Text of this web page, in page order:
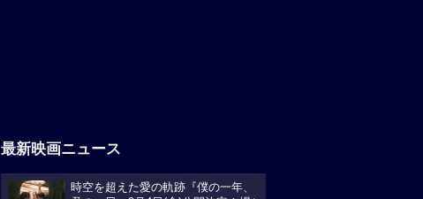
最新映画ニュース
時空を超えた愛の軌跡『僕の一年、